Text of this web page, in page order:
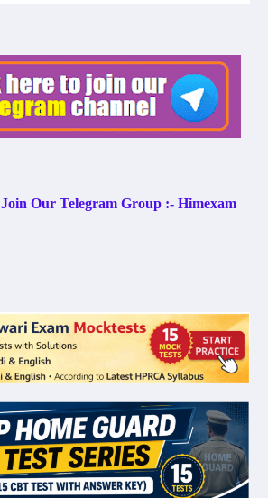
Join Our Telegram Group :- Himexam